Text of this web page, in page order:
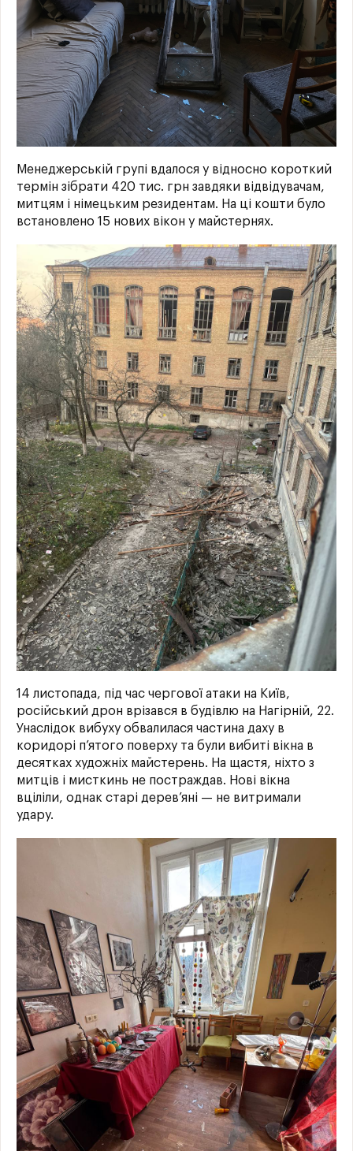
Менеджерській групі вдалося у відносно короткий
термін зібрати 420 тис. грн завдяки відвідувачам,
митцям і німецьким резидентам. На ці кошти було
встановлено 15 нових вікон у майстернях.
14 листопада, під час чергової атаки на Київ,
російський дрон врізався в будівлю на Нагірній, 22.
Унаслідок вибуху обвалилася частина даху в
коридорі п’ятого поверху та були вибиті вікна в
десятках художніх майстерень. На щастя, ніхто з
митців і мисткинь не постраждав. Нові вікна
вціліли, однак старі дерев’яні — не витримали
удару.